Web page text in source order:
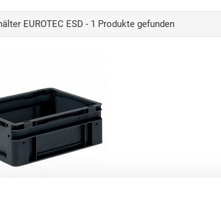
EUROTEC ESD - 1 Produkte gefunden